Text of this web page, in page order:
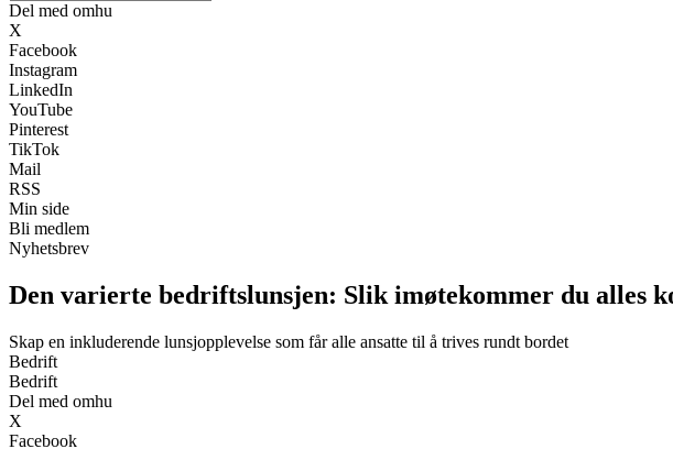
Del med omhu
X
Facebook
Instagram
LinkedIn
YouTube
Pinterest
TikTok
Mail
RSS
Min side
Bli medlem
Nyhetsbrev
Den varierte bedriftslunsjen: Slik imøtekommer du alles
Skap en inkluderende lunsjopplevelse som får alle ansatte til å trives rundt bordet
Bedrift
Bedrift
Del med omhu
X
Facebook